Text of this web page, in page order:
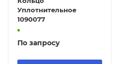
Уплотнительное
1090077
По запросу